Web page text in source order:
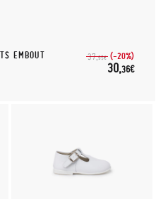
EMBOUT
37,95€ (-20%)
30,36€